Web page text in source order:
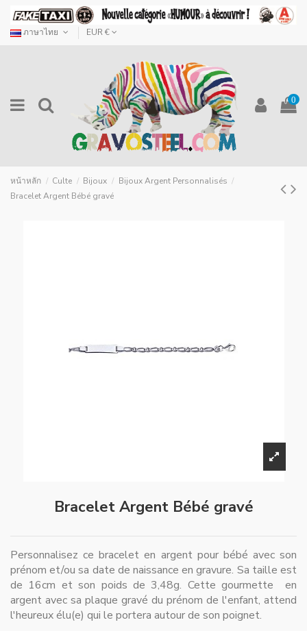
ภาษาไทย EUR €
0
หน้าหลัก Culte Bijoux
Bijoux Argent Personnalisés
Bracelet Argent Bébé gravé
Bracelet Argent Bébé gravé
Personnalisez ce bracelet en argent pour bébé avec son
prénom et/ou sa date de naissance en gravure. Sa taille est
de 16cm et son poids de 3,48g. Cette gourmette en
argent avec sa plaque gravé du prénom de l'enfant, attend
l'heureux élu(e) qui le portera autour de son poignet.